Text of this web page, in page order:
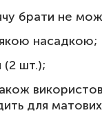
брати не
насадкою;
(2 шт.);
для